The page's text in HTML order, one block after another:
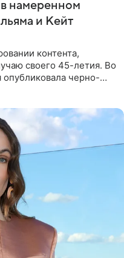
намеренном
и Кейт
контента,
своего 45-летия. Во
опубликовала черно-